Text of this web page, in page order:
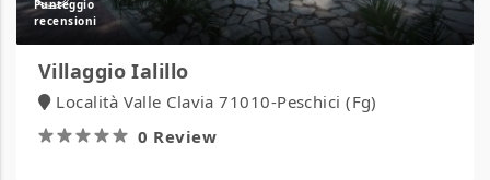
Villaggio Ialillo
Località Valle Clavia 71010-Peschici (Fg)
0 Review